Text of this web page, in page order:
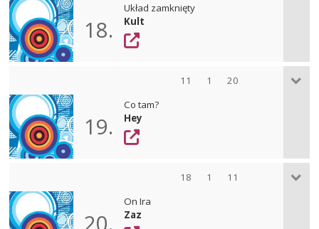
18.
Układ zamknięty
Kult
11 1 20
19.
Co tam?
Hey
18 1 11
20.
On Ira
Zaz